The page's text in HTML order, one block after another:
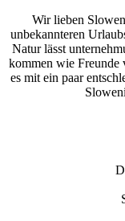
Wir lieben
unbekannteren
Natur lässt
kommen wie Freunde
es mit ein paar